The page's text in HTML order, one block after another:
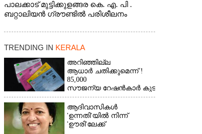
പാലക്കാട് മുട്ടിക്കുളങ്ങര കെ. എ. പി .
ബറ്റാലിയൻ ഗ്രൗണ്ടിൽ പരിശീലനം
TRENDING IN KERALA
അറിഞ്ഞില്ല
ആധാർ ചതിക്കുമെന്ന് !
85,000
സൗജന്യ റേഷൻകാർ കുടുങ്ങി
ആദിവാസികൾ
'ഉന്നതി'യിൽ നിന്ന്
'ഊരി'ലേക്ക്